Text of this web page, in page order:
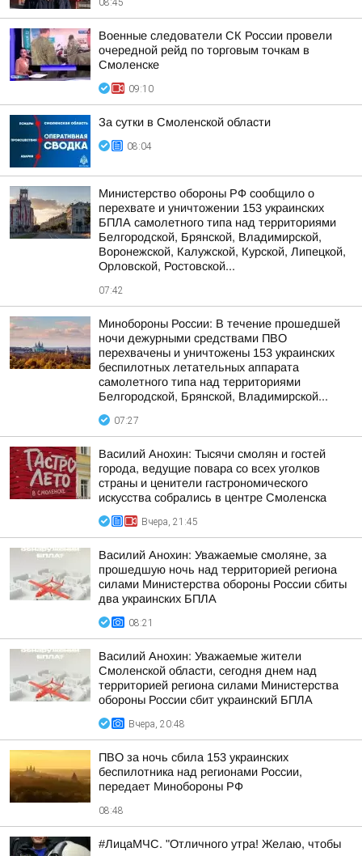
08:45
Военные следователи СК России провели
очередной рейд по торговым точкам в
Смоленске
09:10
За сутки в Смоленской области
08:04
Министерство обороны РФ сообщило о
перехвате и уничтожении 153 украинских
БПЛА самолетного типа над территориями
Белгородской, Брянской, Владимирской,
Воронежской, Калужской, Курской, Липецкой,
Орловской, Ростовской...
07:42
Минобороны России: В течение прошедшей
ночи дежурными средствами ПВО
перехвачены и уничтожены 153 украинских
беспилотных летательных аппарата
самолетного типа над территориями
Белгородской, Брянской, Владимирской...
07:27
Василий Анохин: Тысячи смолян и гостей
города, ведущие повара со всех уголков
страны и ценители гастрономического
искусства собрались в центре Смоленска
Вчера, 21:45
Василий Анохин: Уважаемые смоляне, за
прошедшую ночь над территорией региона
силами Министерства обороны России сбиты
два украинских БПЛА
08:21
Василий Анохин: Уважаемые жители
Смоленской области, сегодня днем над
территорией региона силами Министерства
обороны России сбит украинский БПЛА
Вчера, 20:48
ПВО за ночь сбила 153 украинских
беспилотника над регионами России,
передает Минобороны РФ
08:48
#ЛицаМЧС. "Отличного утра! Желаю, чтобы